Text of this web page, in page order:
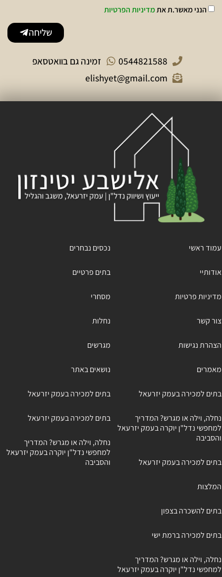
הנני מאשר.ת אתמדיניות הפרטיות
שליחה
0544821588
זמינה גם בוואטסאפ
elishyet@gmail.com
עמוד ראשי
אודותיי
מדיניות פרטיות
צור קשר
הצהרת נגישות
מאמרים
בתים למכירה בעמק יזרעאל
נחלה, וילה או מגרש? המדריך
למחפשי נדל"ן יוקרה בעמק יזרעאל
והסביבה
בתים למכירה בעמק יזרעאל
המלצות
בתים להשכרה בצפון
בתים למכירה ברמת ישי
נחלה, וילה או מגרש? המדריך
למחפשי נדל"ן יוקרה בעמק יזרעאל
נכסים נבחרים
בתים פרטיים
מסחרי
נחלות
מגרשים
נושאים באתר
בתים למכירה בעמק יזרעאל
בתים למכירה בעמק יזרעאל
נחלה, וילה או מגרש? המדריך
למחפשי נדל"ן יוקרה בעמק יזרעאל
והסביבה